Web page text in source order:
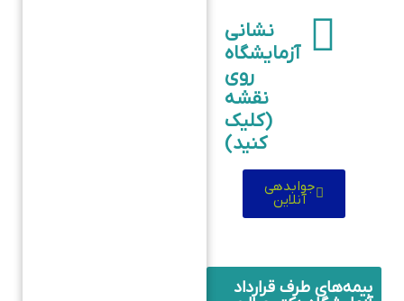
نشانی
آزمایشگاه
روی
نقشه
(کلیک
کنید)
جوابدهی
آنلاین
بیمه‌های طرف قرارداد